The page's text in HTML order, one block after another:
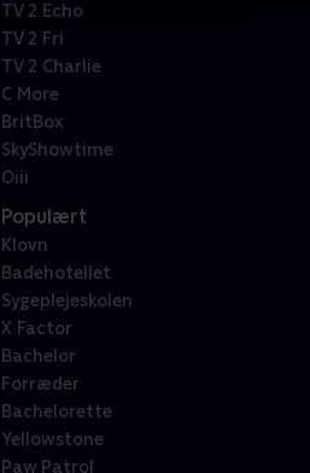
TV 2 Echo
TV 2 Fri
TV 2 Charlie
C More
BritBox
SkyShowtime
Oiii
Populært
Klovn
Badehotellet
Sygeplejeskolen
X Factor
Bachelor
Forræder
Bachelorette
Yellowstone
Paw Patrol